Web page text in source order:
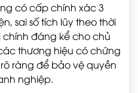
có cấp chính xác 3
sai số tích lũy theo thời
đáng kể cho chủ
thương hiệu có chứng
ràng để bảo vệ quyền
nghiệp.